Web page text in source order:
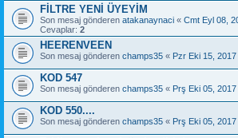
FİLTRE YENİ ÜYEYİM
Son mesaj gönderen atakanaynaci « Cmt Eyl 08,
Cevaplar: 2
HEERENVEEN
Son mesaj gönderen champs35 « Pzr Eki 15,
KOD 547
Son mesaj gönderen champs35 « Prş Eki 05,
KOD 550....
Son mesaj gönderen champs35 « Prş Eki 05,